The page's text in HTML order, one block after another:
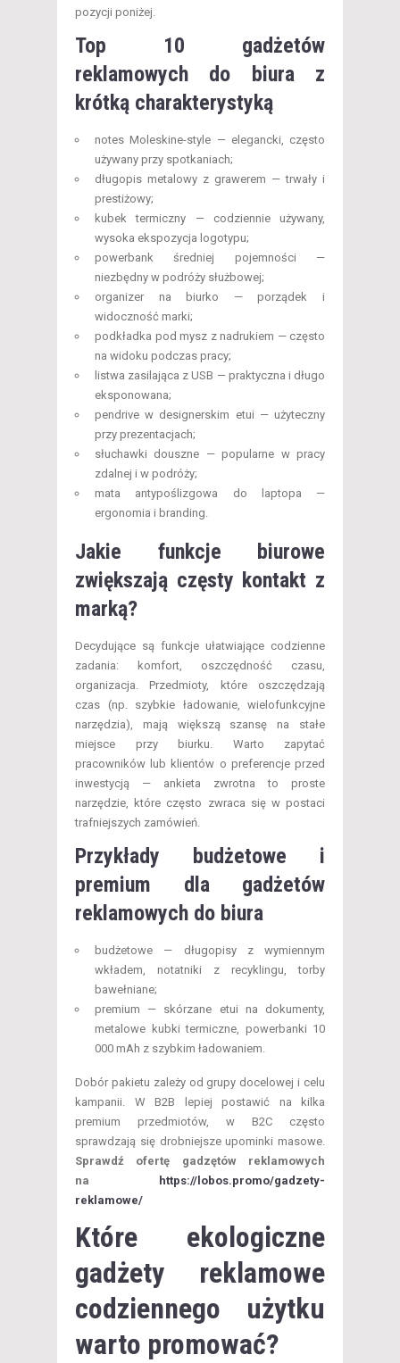
pozycji poniżej.
Top 10 gadżetów
reklamowych do biura z
krótką charakterystyką
notes Moleskine-style — elegancki, często
używany przy spotkaniach;
długopis metalowy z grawerem — trwały i
prestiżowy;
kubek termiczny — codziennie używany,
wysoka ekspozycja logotypu;
powerbank średniej pojemności —
niezbędny w podróży służbowej;
organizer na biurko — porządek i
widoczność marki;
podkładka pod mysz z nadrukiem — często
na widoku podczas pracy;
listwa zasilająca z USB — praktyczna i długo
eksponowana;
pendrive w designerskim etui — użyteczny
przy prezentacjach;
słuchawki douszne — popularne w pracy
zdalnej i w podróży;
mata antypoślizgowa do laptopa —
ergonomia i branding.
Jakie funkcje biurowe
zwiększają częsty kontakt z
marką?
Decydujące są funkcje ułatwiające codzienne
zadania: komfort, oszczędność czasu,
organizacja. Przedmioty, które oszczędzają
czas (np. szybkie ładowanie, wielofunkcyjne
narzędzia), mają większą szansę na stałe
miejsce przy biurku. Warto zapytać
pracowników lub klientów o preferencje przed
inwestycją — ankieta zwrotna to proste
narzędzie, które często zwraca się w postaci
trafniejszych zamówień.
Przykłady budżetowe i
premium dla gadżetów
reklamowych do biura
budżetowe — długopisy z wymiennym
wkładem, notatniki z recyklingu, torby
bawełniane;
premium — skórzane etui na dokumenty,
metalowe kubki termiczne, powerbanki 10
000 mAh z szybkim ładowaniem.
Dobór pakietu zależy od grupy docelowej i celu
kampanii. W B2B lepiej postawić na kilka
premium przedmiotów, w B2C często
sprawdzają się drobniejsze upominki masowe.
Sprawdź ofertę gadzętów reklamowych
na
https://lobos.promo/gadzety-
reklamowe/
Które ekologiczne
gadżety reklamowe
codziennego użytku
warto promować?